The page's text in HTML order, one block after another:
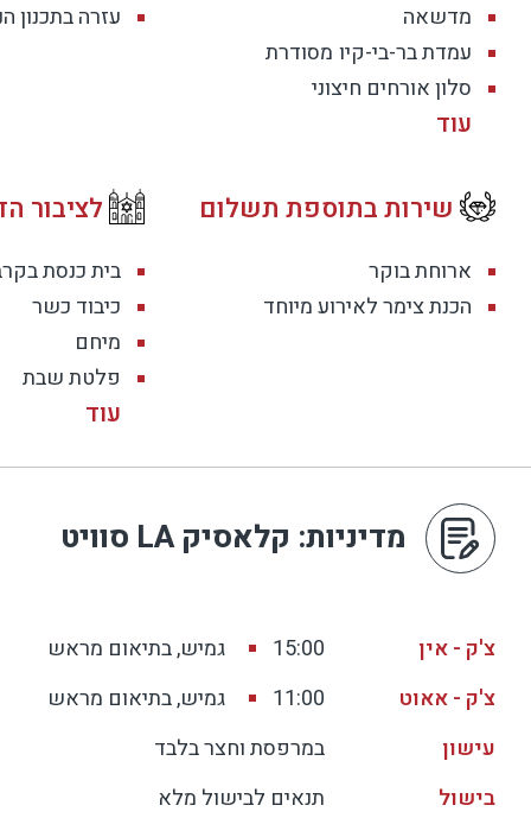
מדשאה
עמדת בר-בי-קיו מסודרת
סלון אורחים חיצוני
עזרה בתכנון
שירות בתוספת תשלום
ארוחת בוקר
הכנת צימר לאירוע מיוחד
לציבור
בית כנסת
כיבוד כשר
מיחם
פלטת שבת
מדיניות: קלאסיק LA סוויט
צ'ק - אין 15:00
גמיש, בתיאום מראש
צ'ק - אאוט
11:00
גמיש, בתיאום מראש
עישון
במרפסת וחצר בלבד
בישול
תנאים לבישול מלא